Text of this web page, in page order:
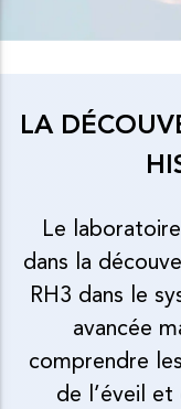
LA
Le
dans la
RH3 dans le
avancée
comprendre
de l’éveil et